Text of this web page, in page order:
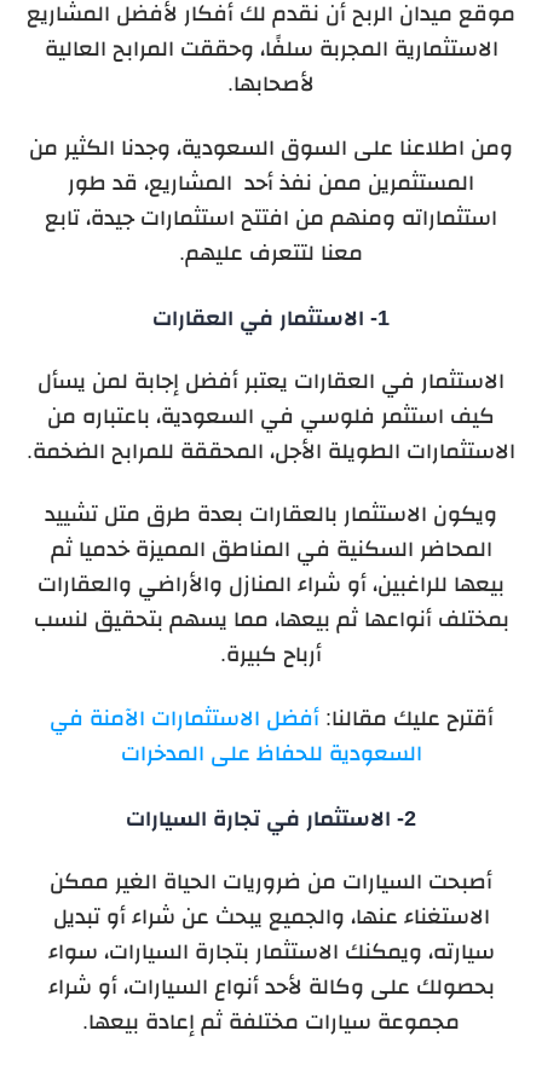
موقع ميدان الربح أن نقدم لك أفكار لأفضل المشاريع
الاستثمارية المجربة سلفًا، وحققت المرابح العالية
لأصحابها.
ومن اطلاعنا على السوق السعودية، وجدنا الكثير من
المستثمرين ممن نفذ أحد المشاريع، قد طور
استثماراته ومنهم من افتتح استثمارات جيدة، تابع
معنا لتتعرف عليهم.
1- الاستثمار في العقارات
الاستثمار في العقارات يعتبر أفضل إجابة لمن يسأل
كيف استثمر فلوسي في السعودية، باعتباره من
الاستثمارات الطويلة الأجل، المحققة للمرابح الضخمة.
ويكون الاستثمار بالعقارات بعدة طرق متل تشييد
المحاضر السكنية في المناطق المميزة خدميا ثم
بيعها للراغبين، أو شراء المنازل والأراضي والعقارات
بمختلف أنواعها ثم بيعها، مما يسهم بتحقيق لنسب
أرباح كبيرة.
أقترح عليك مقالنا:أفضل الاستثمارات الآمنة في
السعودية للحفاظ على المدخرات
2- الاستثمار في تجارة السيارات
أصبحت السيارات من ضروريات الحياة الغير ممكن
الاستغناء عنها، والجميع يبحث عن شراء أو تبديل
سيارته، ويمكنك الاستثمار بتجارة السيارات، سواء
بحصولك على وكالة لأحد أنواع السيارات، أو شراء
مجموعة سيارات مختلفة ثم إعادة بيعها.